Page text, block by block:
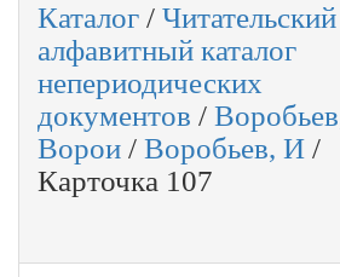
Каталог / Читательский
алфавитный каталог
непериодических
документов /
Ворои / Воробьев, И /
Карточка 107